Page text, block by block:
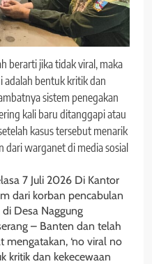
berarti jika tidak viral, maka
adalah bentuk kritik dan
sistem penegakan
kali baru ditanggapi atau
kasus tersebut menarik
dari warganet di media sosial
7 Juli 2026 Di Kantor
dari korban pencabulan
Desa Naggung
– Banten dan telah
‘no viral no
kritik dan kekecewaan